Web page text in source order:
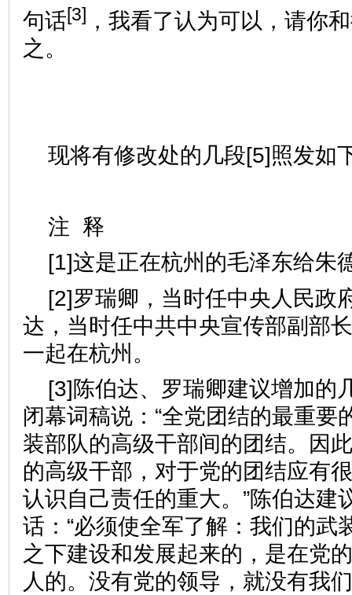
句话[3] ，我看了认为可以，请你
之。
现将有修改处的几段[5]照发如
注 释
[1]这是正在杭州的毛泽东给朱
[2]罗瑞卿，当时任中央人民政
达，当时任中共中央宣传部副部
一起在杭州。
[3]陈伯达、罗瑞卿建议增加的
闭幕词稿说：“全党团结的最重要
装部队的高级干部间的团结。因
的高级干部，对于党的团结应有
认识自己责任的重大。”陈伯达建
话：“必须使全军了解：我们的武
之下建设和发展起来的，是在党
人的。没有党的领导，就没有我